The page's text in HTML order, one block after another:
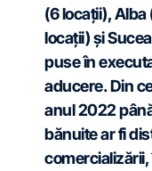
(6 locații),
locații) și
puse în
aducere.Din
anul 2022
bănuite ar fi